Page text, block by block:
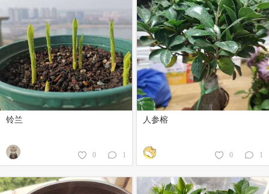
铃兰
0 1
人参榕
0 1